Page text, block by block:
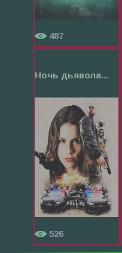
487
Ночь дьявола...
526